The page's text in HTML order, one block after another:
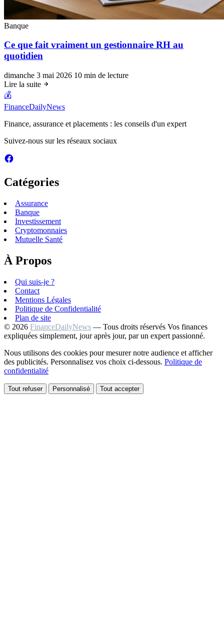
Banque
Ce que fait vraiment un gestionnaire RH au
quotidien
dimanche 3 mai 2026 10 min de lecture
Lire la suite
💰
FinanceDailyNews
Finance, assurance et placements : les conseils d'un expert
Suivez-nous sur les réseaux sociaux
Catégories
Assurance
Banque
Investissement
Cryptomonnaies
Mutuelle Santé
À Propos
Qui suis-je ?
Contact
Mentions Légales
Politique de Confidentialité
Plan de site
© 2026 FinanceDailyNews — Tous droits réservés Vos finances
expliquées simplement, jour après jour, par un expert passionné.
Nous utilisons des cookies pour mesurer notre audience et afficher
des publicités. Personnalisez vos choix ci-dessous. Politique de
confidentialité
Tout refuser Personnalisé Tout accepter